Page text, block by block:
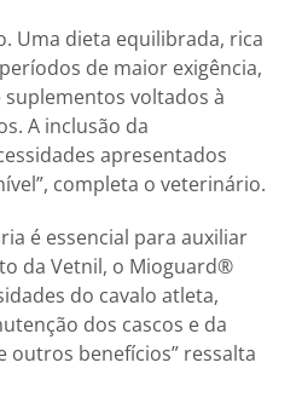
Uma dieta equilibrada, rica
de maior exigência,
voltados à
A inclusão da
apresentados
completa o veterinário.
é essencial para auxiliar
da Vetnil, o Mioguard®
do cavalo atleta,
dos cascos e da
outros benefícios” ressalta